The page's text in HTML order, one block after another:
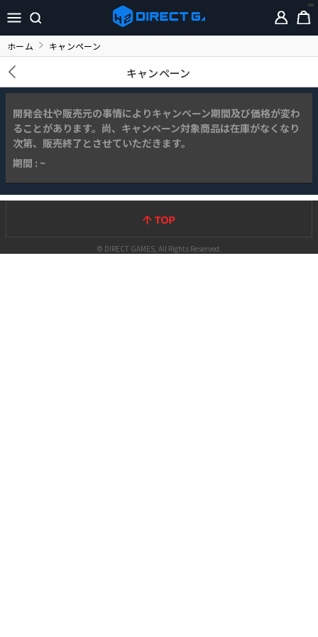
ホーム キャンペーン
キャンペーン
開発会社や販売元の事情によりキャンペーン期間及び価格が変わ
ることがあります。尚、キャンペーン対象商品は在庫がなくなり
次第、販売終了とさせていただきます。
期間 : ~
© DIRECT GAMES, All Rights Reserved.